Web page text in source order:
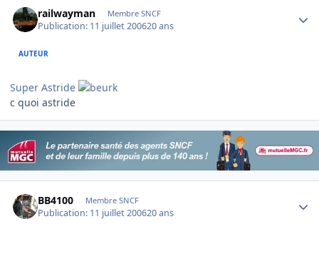
railwayman Membre SNCF
Publication: 11 juillet 200620 ans
AUTEUR
Super Astride
c quoi astride
BB4100 Membre SNCF
Publication: 11 juillet 200620 ans